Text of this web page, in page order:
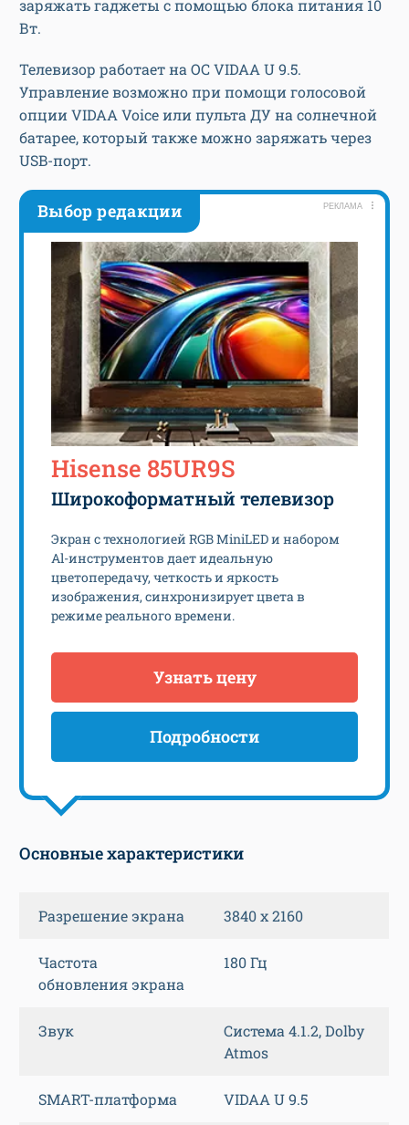
заряжать гаджеты с помощью блока питания 10
Вт.
Телевизор работает на ОС VIDAA U 9.5.
Управление возможно при помощи голосовой
опции VIDAA Voice или пульта ДУ на солнечной
батарее, который также можно заряжать через
USB-порт.
Выбор редакции РЕКЛАМА
Hisense 85UR9S
Широкоформатный телевизор
Экран с технологией RGB MiniLED и набором
Al-инструментов дает идеальную
цветопередачу, четкость и яркость
изображения, синхронизирует цвета в
режиме реального времени.
Узнать цену
Подробности
Основные характеристики
Разрешение экрана 3840 x 2160
Частота
обновления экрана
180 Гц
Звук
Система 4.1.2, Dolby
Atmos
SMART-платформа VIDAA U 9.5